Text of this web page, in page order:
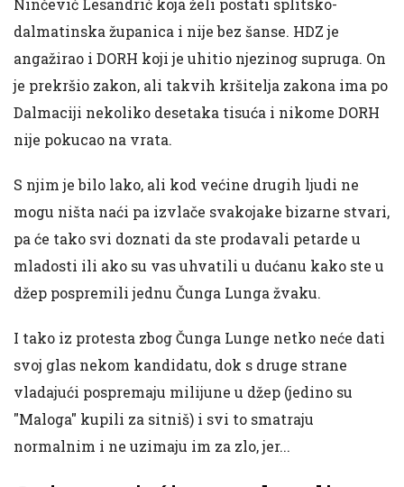
dalmatinska županica i nije bez šanse. HDZ je
angažirao i DORH koji je uhitio njezinog supruga. On
je prekršio zakon, ali takvih kršitelja zakona ima po
Dalmaciji nekoliko desetaka tisuća i nikome DORH
nije pokucao na vrata.
S njim je bilo lako, ali kod većine drugih ljudi ne
mogu ništa naći pa izvlače svakojake bizarne stvari,
pa će tako svi doznati da ste prodavali petarde u
mladosti ili ako su vas uhvatili u dućanu kako ste u
džep pospremili jednu Čunga Lunga žvaku.
I tako iz protesta zbog Čunga Lunge netko neće dati
svoj glas nekom kandidatu, dok s druge strane
vladajući pospremaju milijune u džep (jedino su
"Maloga" kupili za sitniš) i svi to smatraju
normalnim i ne uzimaju im za zlo, jer...